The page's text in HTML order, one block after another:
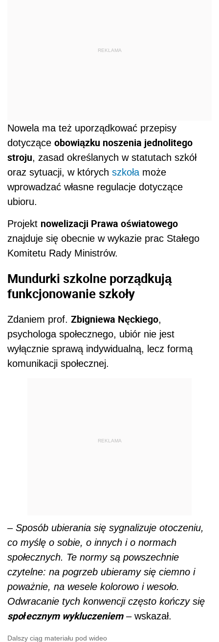
REKLAMA
Nowela ma też uporządkować przepisy
dotyczące obowiązku noszenia jednolitego
stroju, zasad określanych w statutach szkół
oraz sytuacji, w których szkoła może
wprowadzać własne regulacje dotyczące
ubioru.
Projekt nowelizacji Prawa oświatowego
znajduje się obecnie w wykazie prac Stałego
Komitetu Rady Ministrów.
Mundurki szkolne porządkują
funkcjonowanie szkoły
Zdaniem prof. Zbigniewa Nęckiego,
psychologa społecznego, ubiór nie jest
wyłącznie sprawą indywidualną, lecz formą
komunikacji społecznej.
REKLAMA
– Sposób ubierania się sygnalizuje otoczeniu,
co myślę o sobie, o innych i o normach
społecznych. Te normy są powszechnie
czytelne: na pogrzeb ubieramy się ciemno i
poważnie, na wesele kolorowo i wesoło.
Odwracanie tych konwencji często kończy się
społecznym wykluczeniem–wskazał.
Dalszy ciąg materiału pod wideo